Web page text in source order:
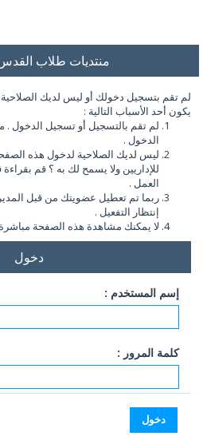
منتديات طلاب
لم تقم بتسجيل دخولك أو ليس لديك
يكون أحد الأسباب التالية :
لم تقم بالتسجيل أو تسجيل الدخول .
الدخول .
ليس لديك الصلاحية لدخول هذه
للإداريين ولا يسمح لك به ؟ قم بقراءة
العمل .
ربما تم تعطيل عضويتك من قبل
إنتظار التفعيل .
لا يمكنك مشاهدة هذه الصفحة مباشرة.
دخول
إسم المستخدم :
كلمة المرور :